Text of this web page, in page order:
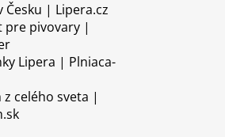
Česku | Lipera.cz
pre pivovary |
Lipera | Plniaca-
z celého sveta |